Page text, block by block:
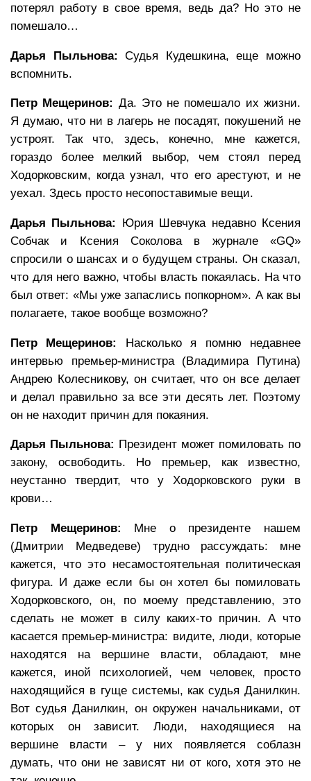
потерял работу в свое время, ведь да? Но это не
помешало…
Дарья Пыльнова: Судья Кудешкина, еще можно
вспомнить.
Петр Мещеринов: Да. Это не помешало их жизни.
Я думаю, что ни в лагерь не посадят, покушений не
устроят. Так что, здесь, конечно, мне кажется,
гораздо более мелкий выбор, чем стоял перед
Ходорковским, когда узнал, что его арестуют, и не
уехал. Здесь просто несопоставимые вещи.
Дарья Пыльнова:
Юрия Шевчука недавно Ксения
Собчак и Ксения Соколова в журнале «GQ»
спросили о шансах и о будущем страны. Он сказал,
что для него важно, чтобы власть покаялась. На что
был ответ: «Мы уже запаслись попкорном». А как вы
полагаете, такое вообще возможно?
Петр Мещеринов:
Насколько я помню недавнее
интервью премьер-министра (Владимира Путина)
Андрею Колесникову, он считает, что он все делает
и делал правильно за все эти десять лет. Поэтому
он не находит причин для покаяния.
Дарья Пыльнова: Президент может помиловать по
закону, освободить. Но премьер, как известно,
неустанно твердит, что у Ходорковского руки в
крови…
Петр Мещеринов: Мне о президенте нашем
(Дмитрии Медведеве) трудно рассуждать: мне
кажется, что это несамостоятельная политическая
фигура. И даже если бы он хотел бы помиловать
Ходорковского, он, по моему представлению, это
сделать не может в силу каких-то причин. А что
касается премьер-министра: видите, люди, которые
находятся на вершине власти, обладают, мне
кажется, иной психологией, чем человек, просто
находящийся в гуще системы, как судья Данилкин.
Вот судья Данилкин, он окружен начальниками, от
которых он зависит. Люди, находящиеся на
вершине власти – у них появляется соблазн
думать, что они не зависят ни от кого, хотя это не